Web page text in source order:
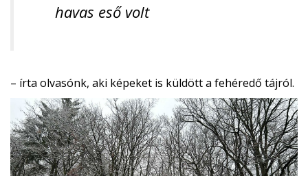
havas eső volt
– írta olvasónk, aki képeket is küldött a fehéredő tájról.